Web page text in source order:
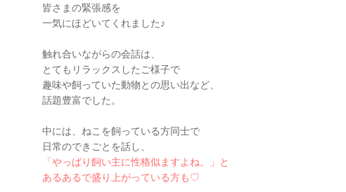
皆さまの緊張感を
一気にほどいてくれました♪
触れ合いながらの会話は、
とてもリラックスしたご様子で
趣味や飼っていた動物との思い出など、
話題豊富でした。
中には、ねこを飼っている方同士で
日常のできごとを話し、
「やっぱり飼い主に性格似ますよね。」と
あるあるで盛り上がっている方も♡